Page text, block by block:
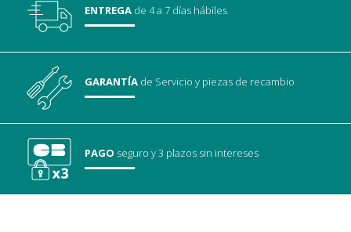
ENTREGA de 4 a 7 días hábiles
GARANTÍA de Servicioy piezas de recambio
PAGO seguroy 3 plazos sin intereses